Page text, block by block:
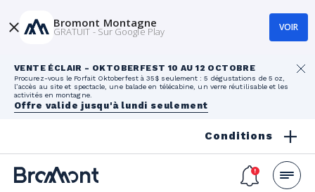
VENTE ÉCLAIR - OKTOBERFEST 10 AU 12 OCTOBRE
Procurez-vous le Forfait Oktoberfest à 35$ seulement : 5 dégustations de 5 oz,
l’accès au site et spectacle, une balade en télécabine, un verre réutilisable et les
activités en montagne.
Offre valide jusqu'à lundi seulement
Conditions
Bromont Montagne
GRATUIT - Sur Google Play VOIR